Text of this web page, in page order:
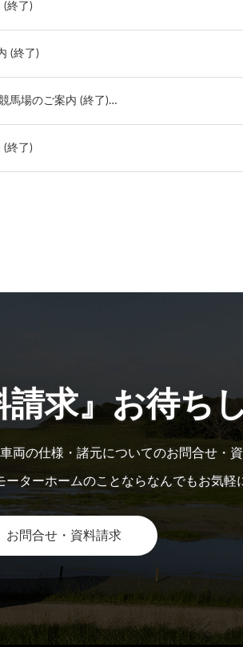
(終了)
(終了)
馬場のご案内 (終了)…
(終了)
求』お待ち
両の仕様・諸元についてのお問合せ・
ターホームのことならなんでもお気軽
お問合せ・資料請求